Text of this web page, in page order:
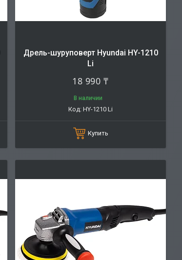
Дрель-шуруповерт Hyundai HY-1210
Li
18 990 ₸
В наличии
HY-1210 Li
Купить